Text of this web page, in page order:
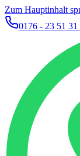
Zum Hauptinhalt
0176 - 23 51 31